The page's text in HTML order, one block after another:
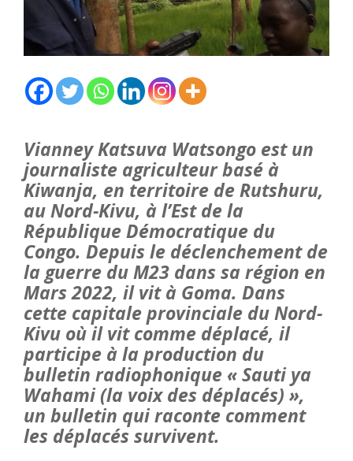
Vianney Katsuva Watsongo est un
journaliste agriculteur basé à
Kiwanja, en territoire de Rutshuru,
au Nord-Kivu, à l’Est de la
République Démocratique du
Congo. Depuis le déclenchement de
la guerre du M23 dans sa région en
Mars 2022, il vit à Goma. Dans
cette capitale provinciale du Nord-
Kivu où il vit comme déplacé, il
participe à la production du
bulletin radiophonique « Sauti ya
Wahami (la voix des déplacés) »,
un bulletin qui raconte comment
les déplacés survivent.